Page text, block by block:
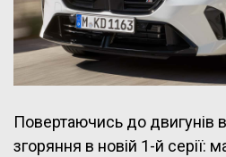
Повертаючись до двигунів
згоряння в новій 1-й серії: